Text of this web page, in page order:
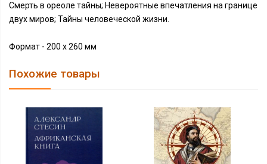
Смерть в ореоле тайны; Невероятные впечатления на границе
двух миров; Тайны человеческой жизни.
Формат - 200 x 260 мм
Похожие товары